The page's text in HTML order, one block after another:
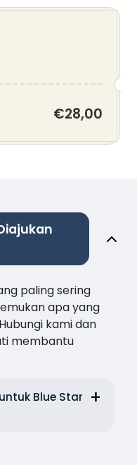
€28,00
paling sering
apa yang
kami dan
membantu
Blue Star